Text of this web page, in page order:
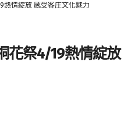
熱情綻放 感受客庄文化魅力
花祭4/19熱情綻放